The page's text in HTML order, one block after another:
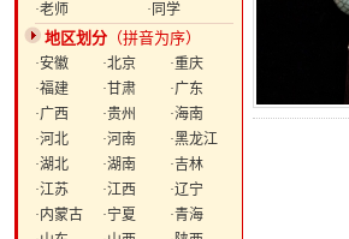
·老师
·同学
地区划分 （拼音为序）
·安徽 ·北京
·重庆
·福建
·甘肃
·广东
·广西
·贵州
·海南
·河北
·河南
·黑龙江
·湖北
·湖南
·吉林
·江苏
·江西
·辽宁
·内蒙古
·宁夏
·青海